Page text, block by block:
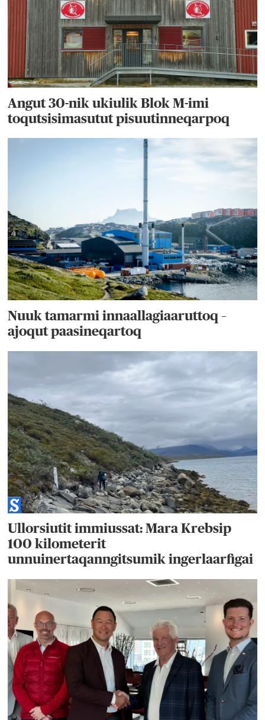
Angut 30-nik ukiulik Blok M-imi
toqutsisimasutut pisuutinneqarpoq
Nuuk tamarmi innaallagiaaruttoq –
ajoqut paasineqartoq
Ullorsiutit immiussat: Mara Krebsip
100 kilometerit
unnuinertaqanngitsumik ingerlaarfigai